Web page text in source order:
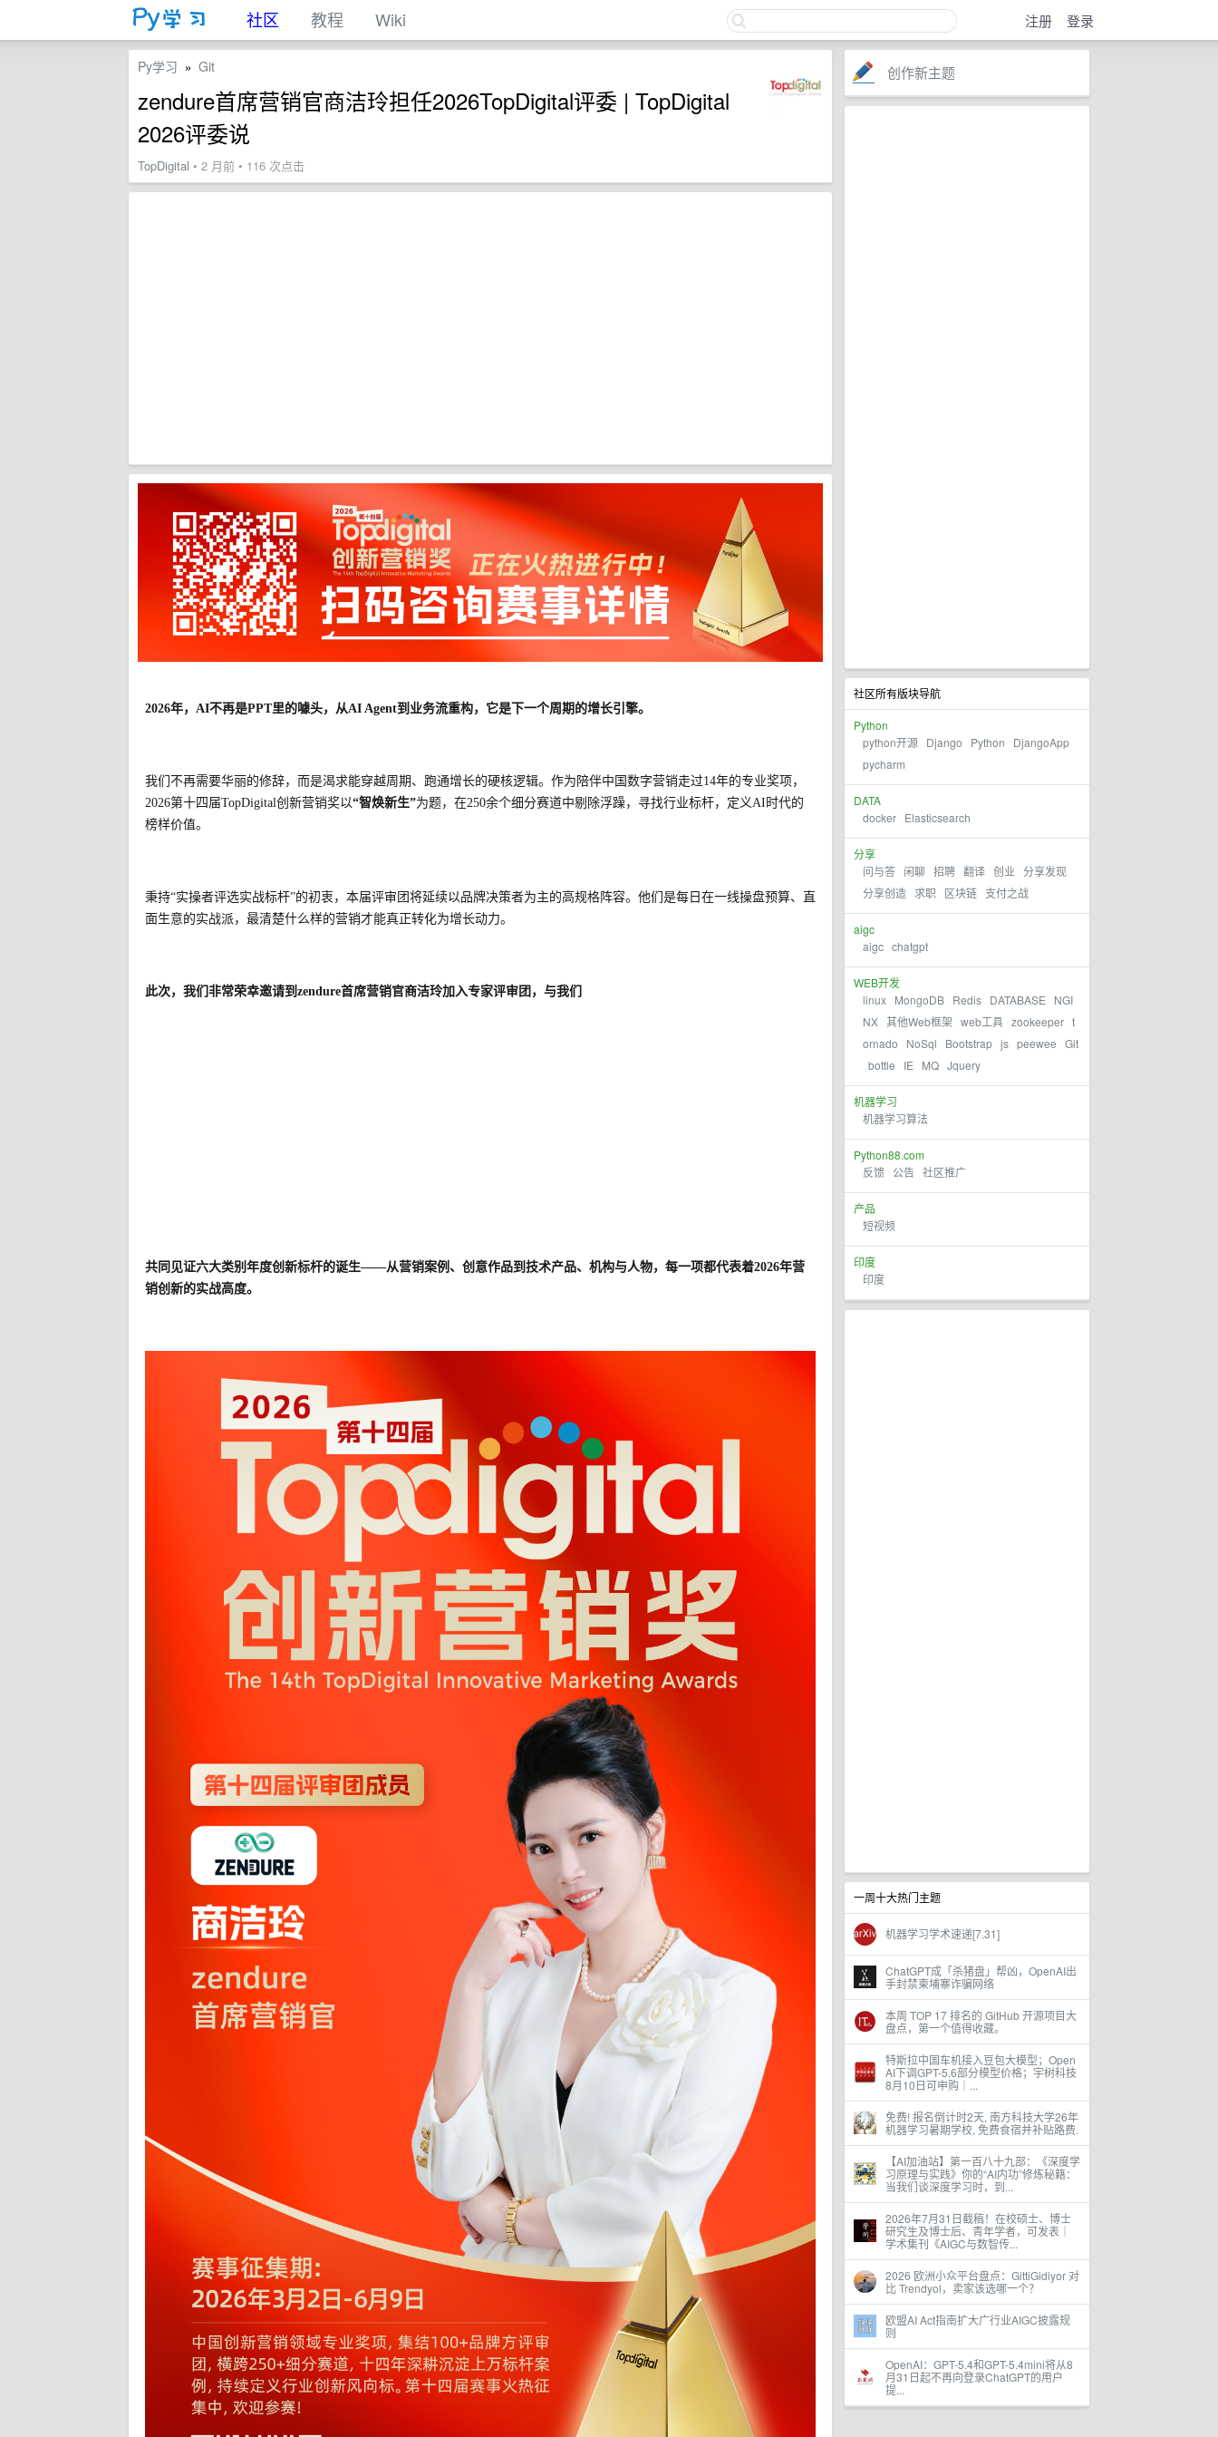
社区 教程 Wiki 注册 登录
创作新主题
社区所有版块导航
Python
python开源 Django Python
DjangoApp
pycharm
DATA
docker Elasticsearch
分享
问与答 闲聊 招聘 翻译 创业 分享发现
分享创造 求职 区块链 支付之战
aigc
aigc chatgpt
WEB开发
linux MongoDB Redis DATABASE
NGI
NX 其他Web框架 web工具 zookeeper t
ornado
NoSql Bootstrap js peewee Git
bottle
IE MQ Jquery
机器学习
机器学习算法
Python88.com
反馈 公告 社区推广
产品
短视频
印度
印度
一周十大热门主题
机器学习学术速递[7.31]
ChatGPT成「杀猪盘」帮凶，OpenAI出
手封禁柬埔寨诈骗网络
本周 TOP 17 排名的 GitHub 开源项目大
盘点，第一个值得收藏。
特斯拉中国车机接入豆包大模型；Open
AI下调GPT-5.6部分模型价格；宇树科技
8月10日可申购｜...
免费! 报名倒计时2天, 南方科技大学26年
机器学习暑期学校, 免费食宿并补贴路费.
【AI加油站】第一百八十九部：《深度学
习原理与实践》你的“AI内功”修炼秘籍：
当我们谈深度学习时，到...
2026年7月31日截稿！在校硕士、博士
研究生及博士后、青年学者，可发表｜
学术集刊《AIGC与数智传...
2026 欧洲小众平台盘点：GittiGidiyor 对
比 Trendyol，卖家该选哪一个？
欧盟AI Act指南扩大广行业AIGC披露规
则
OpenAI：GPT-5.4和GPT-5.4mini将从8
月31日起不再向登录ChatGPT的用户
提...
Py学习 » Git
zendure首席营销官商洁玲担任2026TopDigital评委 | TopDigital
2026评委说
TopDigital • 2 月前 • 116 次点击
2026年，AI不再是PPT里的噱头，从AI Agent到业务流重构，它是下一个周期的增长引擎。
我们不再需要华丽的修辞，而是渴求能穿越周期、跑通增长的硬核逻辑。作为陪伴中国数字营销走过14年的专业奖项，
2026第十四届TopDigital创新营销奖以“智焕新生”为题，在250余个细分赛道中剔除浮躁，寻找行业标杆，定义AI时代的
榜样价值。
秉持“实操者评选实战标杆”的初衷， 本届评审团将延续以品牌决策者为主的高规格阵容。他们是每日在一线操盘预算、直
面生意的实战派，最清楚什么样的营销才能真正转化为增长动力。
此次，我们非常荣幸邀请到zendure首席营销官商洁玲加入专家评审团，与我们
共同见证六大类别年度创新标杆的诞生——从营销案例、创意作品到技术产品、机构与人物，每一项都代表着2026年营
销创新的实战高度。